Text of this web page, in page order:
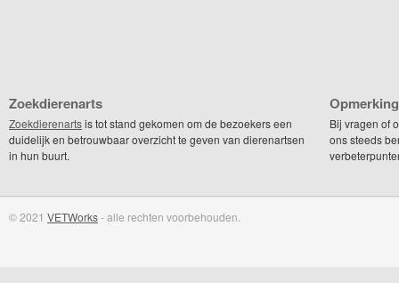
Zoekdierenarts
Zoekdierenartsis tot stand gekomen om de bezoekers een
duidelijk en betrouwbaar overzicht te geven van dierenartsen
in hun buurt.
Bij vragen of
ons steeds
© 2021 VETWorks- alle rechten voorbehouden.